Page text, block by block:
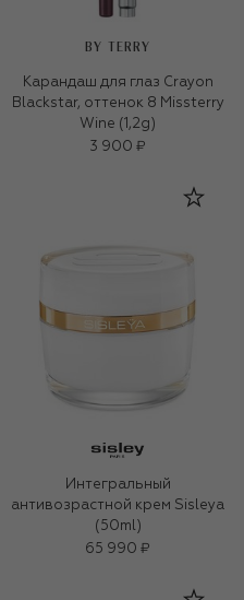
BY TERRY
Карандаш для глаз Crayon
Blackstar, оттенок 8 Missterry
Wine (1,2g)
3 900 ₽
Интегральный
антивозрастной крем Sisleya
(50ml)
65 990 ₽